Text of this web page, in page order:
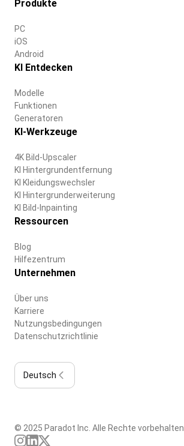
Produkte
PC
iOS
Android
KI Entdecken
Modelle
Funktionen
Generatoren
KI-Werkzeuge
4K Bild-Upscaler
KI Hintergrundentfernung
KI Kleidungswechsler
KI Hintergrunderweiterung
KI Bild-Inpainting
Ressourcen
Blog
Hilfezentrum
Unternehmen
Über uns
Karriere
Nutzungsbedingungen
Datenschutzrichtlinie
Deutsch
© 2025 Paradot Inc. Alle Rechte vorbehalten.